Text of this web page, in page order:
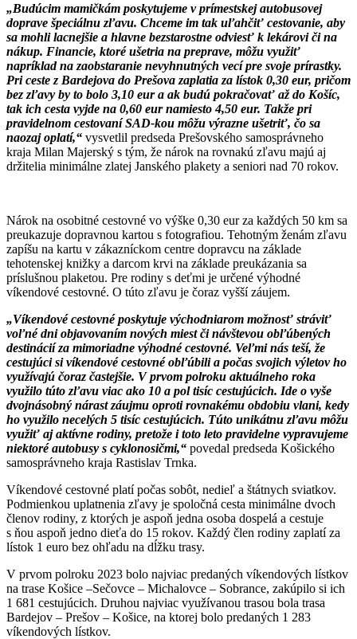
„Budúcim mamičkám poskytujeme v prímestskej autobusovej
doprave špeciálnu zľavu. Chceme im tak uľahčiť cestovanie, aby
sa mohli lacnejšie a hlavne bezstarostne odviesť k lekárovi či na
nákup. Financie, ktoré ušetria na preprave, môžu využiť
napríklad na zaobstaranie nevyhnutných vecí pre svoje prírastky.
Pri ceste z Bardejova do Prešova zaplatia za lístok 0,30 eur, pričom
bez zľavy by to bolo 3,10 eur a ak budú pokračovať až do Košíc,
tak ich cesta vyjde na 0,60 eur namiesto 4,50 eur. Takže pri
pravidelnom cestovaní SAD-kou môžu výrazne ušetriť, čo sa
naozaj oplatí,“ vysvetlil predseda Prešovského samosprávneho
kraja Milan Majerský s tým, že nárok na rovnakú zľavu majú aj
držitelia minimálne zlatej Janského plakety a seniori nad 70 rokov.
Nárok na osobitné cestovné vo výške 0,30 eur za každých 50 km sa
preukazuje dopravnou kartou s fotografiou. Tehotným ženám zľavu
zapíšu na kartu v zákazníckom centre dopravcu na základe
tehotenskej knižky a darcom krvi na základe preukázania sa
príslušnou plaketou. Pre rodiny s deťmi je určené výhodné
víkendové cestovné. O túto zľavu je čoraz vyšší záujem.
„Víkendové cestovné poskytuje východniarom možnosť stráviť
voľné dni objavovaním nových miest či návštevou obľúbených
destinácií za mimoriadne výhodné cestovné. Veľmi nás teší, že
cestujúci si víkendové cestovné obľúbili a počas svojich výletov ho
využívajú čoraz častejšie. V prvom polroku aktuálneho roka
využilo túto zľavu viac ako 10 a pol tisíc cestujúcich. Ide o vyše
dvojnásobný nárast záujmu oproti rovnakému obdobiu vlani, kedy
ho využilo necelých 5 tisíc cestujúcich. Túto unikátnu zľavu môžu
využiť aj aktívne rodiny, pretože i toto leto pravidelne vypravujeme
niektoré autobusy s cyklonosičmi,“ povedal predseda Košického
samosprávneho kraja Rastislav Trnka.
Víkendové cestovné platí počas sobôt, nedieľ a štátnych sviatkov.
Podmienkou uplatnenia zľavy je spoločná cesta minimálne dvoch
členov rodiny, z ktorých je aspoň jedna osoba dospelá a cestuje
s ňou aspoň jedno dieťa do 15 rokov. Každý člen rodiny zaplatí za
lístok 1 euro bez ohľadu na dĺžku trasy.
V prvom polroku 2023 bolo najviac predaných víkendových lístkov
na trase Košice –Sečovce – Michalovce – Sobrance, zakúpilo si ich
1 681 cestujúcich. Druhou najviac využívanou trasou bola trasa
Bardejov – Prešov – Košice, na ktorej bolo predaných 1 283
víkendových lístkov.